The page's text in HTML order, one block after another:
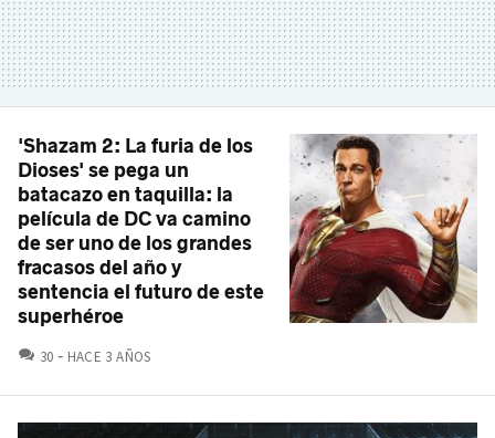
'Shazam 2: La furia de los
Dioses' se pega un
batacazo en taquilla: la
película de DC va camino
de ser uno de los grandes
fracasos del año y
sentencia el futuro de este
superhéroe
30 COMENTARIOS
HACE 3 AÑOS